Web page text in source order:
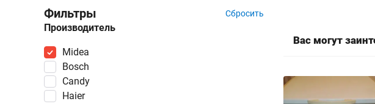
Фильтры Сбросить
Производитель
Midea
Bosch
Candy
Haier
Вас могут